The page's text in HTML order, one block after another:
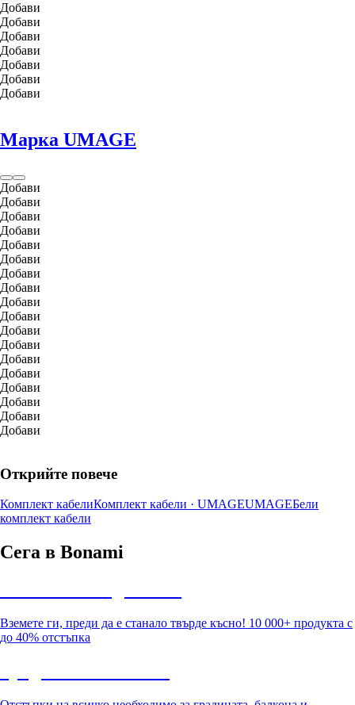
Добави
Добави
Добави
Добави
Добави
Добави
Добави
Марка UMAGE
Добави
Добави
Добави
Добави
Добави
Добави
Добави
Добави
Добави
Добави
Добави
Добави
Добави
Добави
Добави
Добави
Добави
Добави
Открийте повече
Комплект кабелиКомплект кабели · UMAGEUMAGEБели
комплект кабели
Сега в Bonami
Вземете ги, преди да е станало твърде късно! 10 000+ продукта с
до 40% отстъпка